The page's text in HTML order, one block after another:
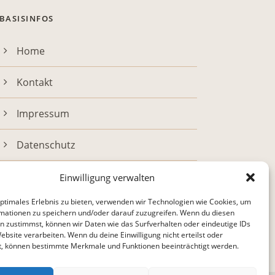
Einwilligung verwalten
Erlebnis zu bieten, verwenden wir Technologien wie Cookies, um
zu speichern und/oder darauf zuzugreifen. Wenn du diesen
zustimmst, können wir Daten wie das Surfverhalten oder eindeutige IDs
verarbeiten. Wenn du deine Einwilligung nicht erteilst oder
können bestimmte Merkmale und Funktionen beeinträchtigt werden.
BASISINFOS
Home
Kontakt
Impressum
Datenschutz